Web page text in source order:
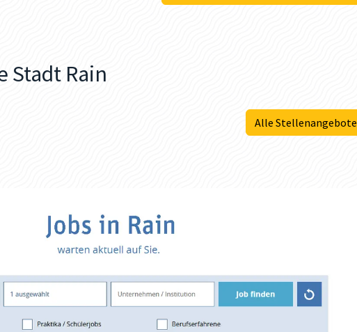
Stadt Rain
Alle Stellenangebote